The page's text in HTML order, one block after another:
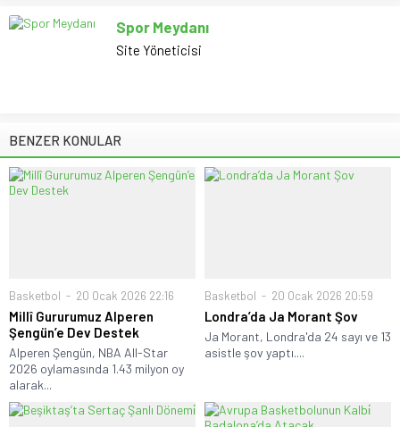
Spor Meydanı
Site Yöneticisi
BENZER KONULAR
Basketbol 20 Ocak 2026 22:16
Millî Gururumuz Alperen
Şengün’e Dev Destek
Alperen Şengün, NBA All-Star
2026 oylamasında 1.43 milyon oy
alarak...
Basketbol 20 Ocak 2026 20:59
Londra’da Ja Morant Şov
Ja Morant, Londra'da 24 sayı ve 13
asistle şov yaptı....